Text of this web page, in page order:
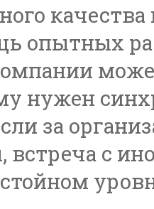
опытных
нужен
за
встреча с